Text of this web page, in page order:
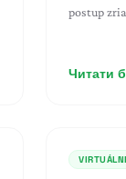
postup
Читати